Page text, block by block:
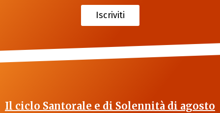
Iscriviti
Il ciclo Santorale e di Solennità di agosto